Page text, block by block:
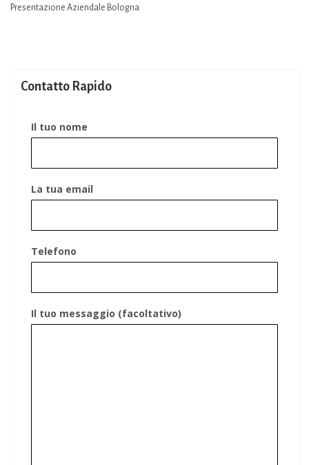
Presentazione Aziendale Bologna
Contatto Rapido
Il tuo nome
La tua email
Telefono
Il tuo messaggio (facoltativo)